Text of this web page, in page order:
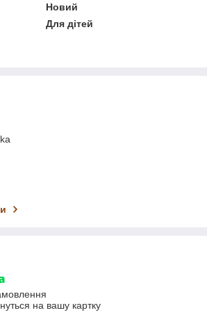
Новий
Для дітей
на вашу картку